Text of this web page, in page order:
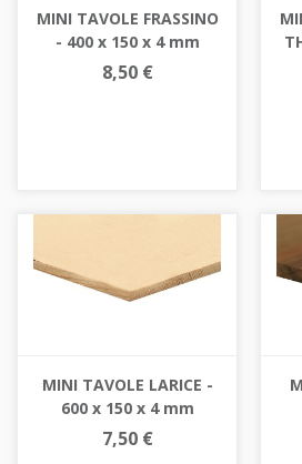
MINI TAVOLE FRASSINO
- 400 x 150 x 4 mm
8,50 €
MINI TAVOLE LARICE -
600 x 150 x 4 mm
7,50 €